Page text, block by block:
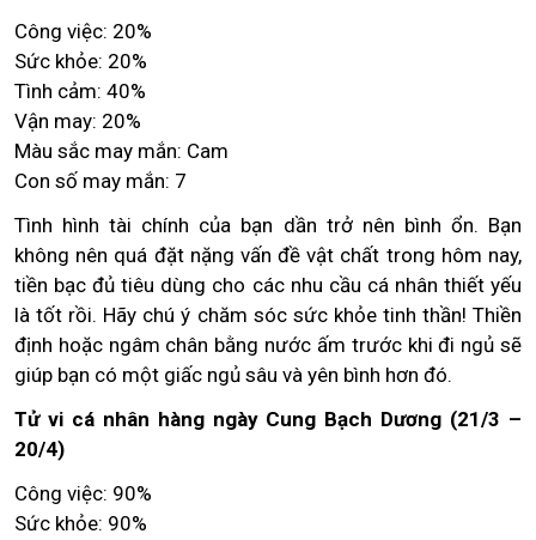
Công việc: 20%
Sức khỏe: 20%
Tình cảm: 40%
Vận may: 20%
Màu sắc may mắn: Cam
Con số may mắn: 7
Tình hình tài chính của bạn dần trở nên bình ổn. Bạn
không nên quá đặt nặng vấn đề vật chất trong hôm nay,
tiền bạc đủ tiêu dùng cho các nhu cầu cá nhân thiết yếu
là tốt rồi. Hãy chú ý chăm sóc sức khỏe tinh thần! Thiền
định hoặc ngâm chân bằng nước ấm trước khi đi ngủ sẽ
giúp bạn có một giấc ngủ sâu và yên bình hơn đó.
Tử vi cá nhân hàng ngày Cung Bạch Dương (21/3 –
20/4)
Công việc: 90%
Sức khỏe: 90%